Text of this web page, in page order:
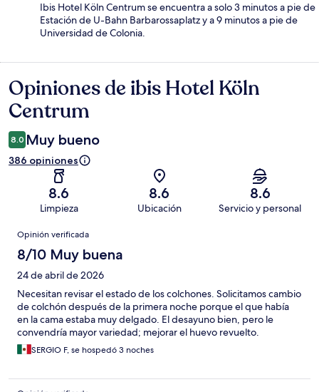
Ibis Hotel Köln Centrum se encuentra a solo 3 minutos a pie de
Estación de U-Bahn Barbarossaplatz y a 9 minutos a pie de
Universidad de Colonia.
Opiniones
Opiniones de ibis Hotel Köln
Centrum
8.0 Muy bueno
386 opiniones
8.6
Limpieza
8.6
Ubicación
8.6
Servicio y personal
Opiniones
Opinión verificada
8/10 Muy buena
24 de abril de 2026
Necesitan revisar el estado de los colchones. Solicitamos cambio
de colchón después de la primera noche porque el que había
en la cama estaba muy delgado. El desayuno bien, pero le
convendría mayor variedad; mejorar el huevo revuelto.
SERGIO F, se hospedó 3 noches